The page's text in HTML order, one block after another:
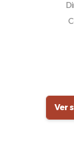
Ver